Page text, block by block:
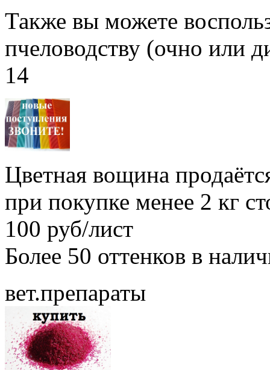
Также вы можете
пчеловодству (очно или
14
Цветная вощина
при покупке менее 2 кг
100 руб/лист
Более 50 оттенков в
вет.препараты